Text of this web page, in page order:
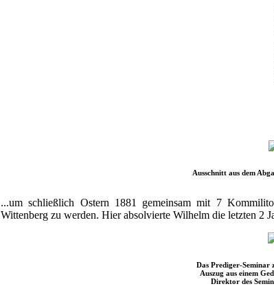
Ausschnitt aus dem
...um schließlich Ostern 1881 gemeinsam mit 7
Wittenberg zu werden. Hier absolvierte Wilhelm die letzten 2
Das Prediger-Seminar
Auszug aus einem
Direktor des